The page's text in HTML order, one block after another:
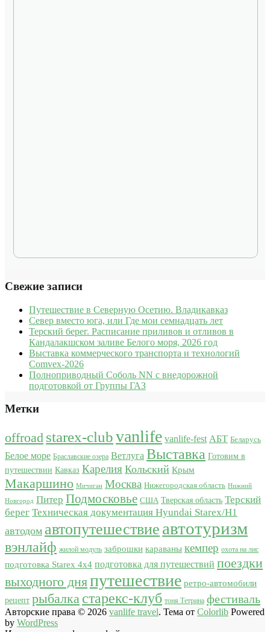
Свежие записи
Путешествие в Северную Осетию. Владикавказ
Север вместо юга, или Где мои семнадцать лет
Терский берег. Расписание приливов и отливов в
Кандалакшском заливе Белого моря, 2026 год
Выставка коммерческого транспорта и технологий
Comvex-2026
Полноприводный Соболь NN с внедорожной
подготовкой от Группы ГАЗ
Метки
offroad starex-clubvanlife vanlife-fest АБТ Беларусь
Белое море Браславские озера Ветлуга Выставка Готовим в
путешествии Кавказ Карелия Кольский Крым
Макаршино Мичиган Москва Нижегородская область Нижний
Новгород Питер Подмосковье США Тверская область Терский
берег Техническая документация Hyundai Starex/H1
автодом автопутешествие автотуризм
вэнлайф жилой модуль заброшки караваны кемпер охота на лис
подготовка Starex 4x4 подготовка для путешествий поездки
выходного дняпутешествие ретро-автомобили
рецепт рыбалка старекс-клуб тоня Тетрина фестиваль
Авторские права © 2026 vanlife travel. Тема от Colorlib Powered
by WordPress